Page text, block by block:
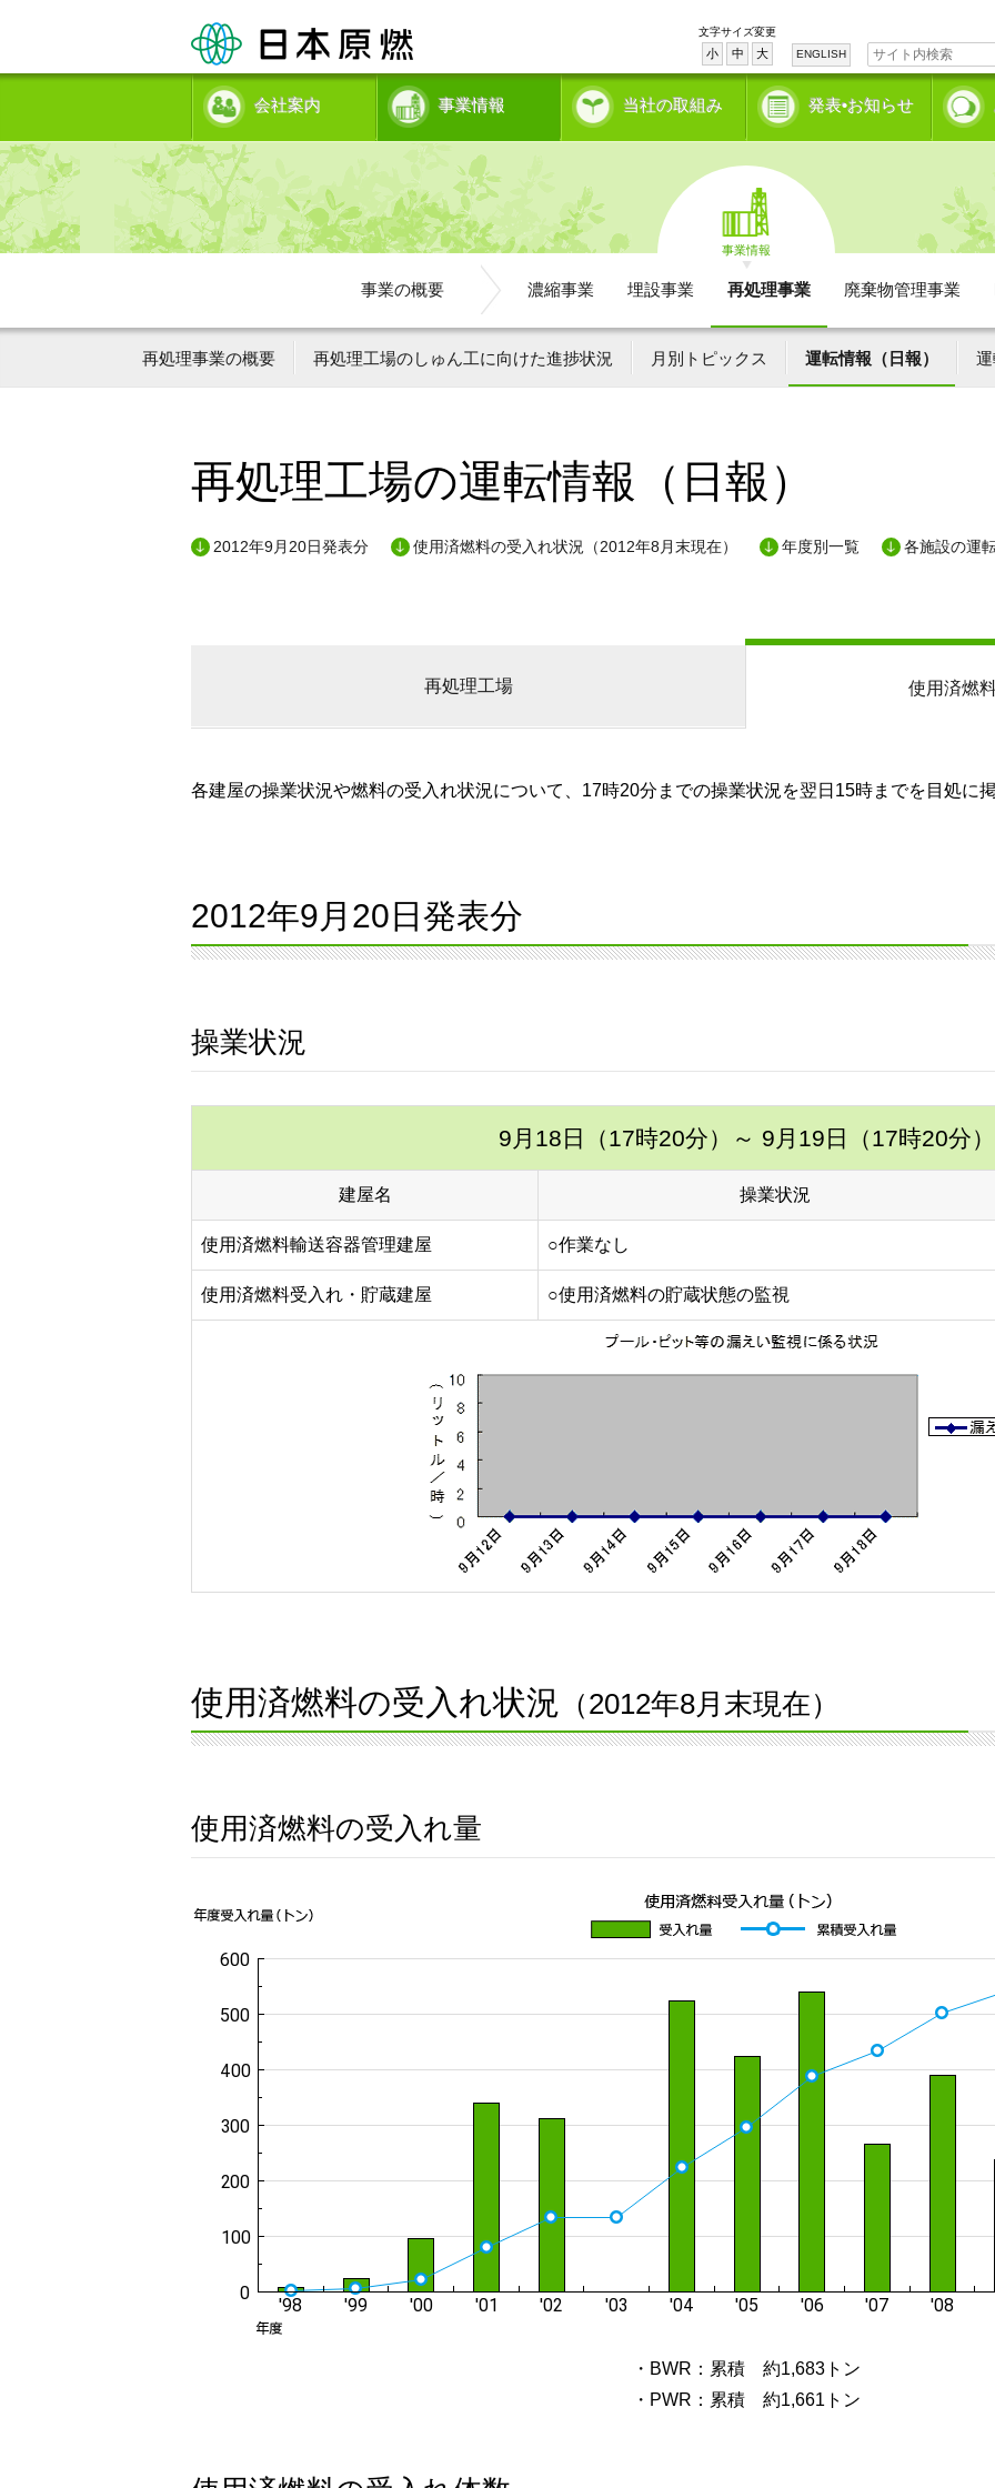
文字サイズ変更
小 中 大 ENGLISH
会社案内 事業情報 当社の取組み 発表•お知らせ
事業情報
事業の概要 濃縮事業 埋設事業 再処理事業 廃棄物管理事業
再処理事業の概要 再処理工場のしゅん工に向けた進捗状況 月別トピックス 運転情報（日報） 運
再処理工場の運転情報（日報）
2012年9月20日発表分 使用済燃料の受入れ状況（2012年8月末現在） 年度別一覧 各施設の運
再処理工場 使用済燃
各建屋の操業状況や燃料の受入れ状況について、17時20分までの操業状況を翌日15時までを目処に掲
2012年9月20日発表分
操業状況
9月18日（17時20分） ～ 9月19日（17時20分）
建屋名 操業状況
使用済燃料輸送容器管理建屋 ○作業なし
使用済燃料受入れ・貯蔵建屋 ○使用済燃料の貯蔵状態の監視
使用済燃料の受入れ状況 （2012年8月末現在）
使用済燃料の受入れ量
・BWR：累積 約1,683トン
・PWR：累積 約1,661トン